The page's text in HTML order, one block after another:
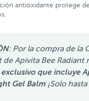
antioxidante protege
: Por la compra de la
de Apivita Bee Radiant
exclusivo que incluye
Gel Balm ¡Solo